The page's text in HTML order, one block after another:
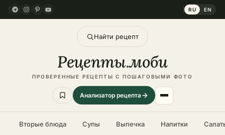
RU EN
Найти рецепт
Рецепты.моби
ПРОВЕРЕННЫЕ РЕЦЕПТЫ С ПОШАГОВЫМИ ФОТО
Анализатор рецепта
Вторые блюда Супы Выпечка Напитки